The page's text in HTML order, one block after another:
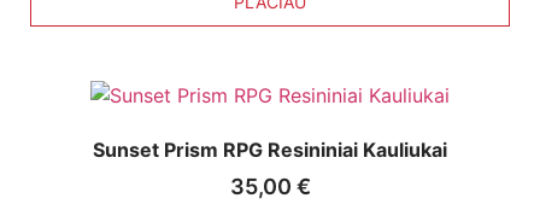
Sunset Prism RPG Resininiai Kauliukai
35,00 €